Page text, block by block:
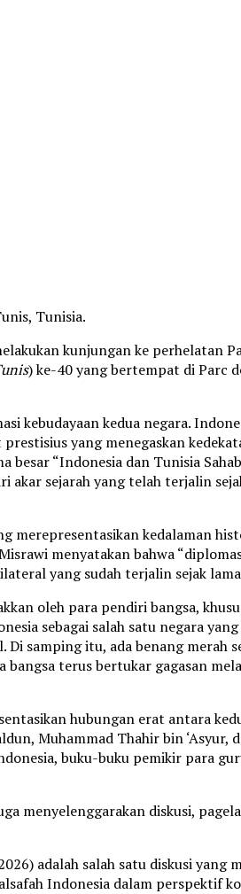
Tunisia.
kunjungan ke perhelatan
) ke-40 yang bertempat di Parc
kebudayaan kedua negara.
yang menegaskan
“Indonesia dan Tunisia
akar sejarah yang telah terjalin
merepresentasikan kedalaman
menyatakan bahwa
yang sudah terjalin sejak
oleh para pendiri bangsa,
sebagai salah satu negara
samping itu, ada benang merah
bangsa terus bertukar gagasan
hubungan erat antara
Muhammad Thahir bin ‘Asyur,
buku-buku pemikir para
menyelenggarakan diskusi,
adalah salah satu diskusi yang
Indonesia dalam perspektif